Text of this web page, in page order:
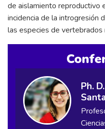
de aislamiento reproductivo
incidencia de la introgresión
las especies de vertebrados
Ph.